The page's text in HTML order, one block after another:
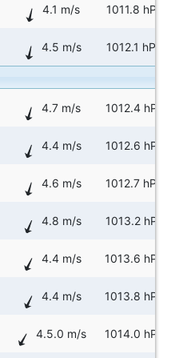
4.1 m/s 1011.8 hPa
4.5 m/s 1012.1 hPa
4.7 m/s 1012.4 hPa
4.4 m/s 1012.6 hPa
4.6 m/s 1012.7 hPa
4.8 m/s 1013.2 hPa
4.4 m/s 1013.6 hPa
4.4 m/s 1013.8 hPa
4.5.0 m/s 1014.0 hPa